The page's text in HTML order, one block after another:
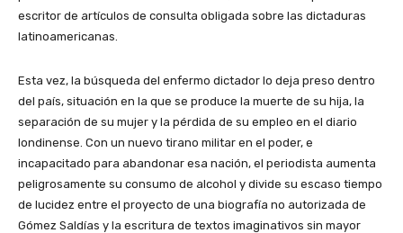
escritor de artículos de consulta obligada sobre las dictaduras
latinoamericanas.
Esta vez, la búsqueda del enfermo dictador lo deja preso dentro
del país, situación en la que se produce la muerte de su hija, la
separación de su mujer y la pérdida de su empleo en el diario
londinense. Con un nuevo tirano militar en el poder, e
incapacitado para abandonar esa nación, el periodista aumenta
peligrosamente su consumo de alcohol y divide su escaso tiempo
de lucidez entre el proyecto de una biografía no autorizada de
Gómez Saldías y la escritura de textos imaginativos sin mayor